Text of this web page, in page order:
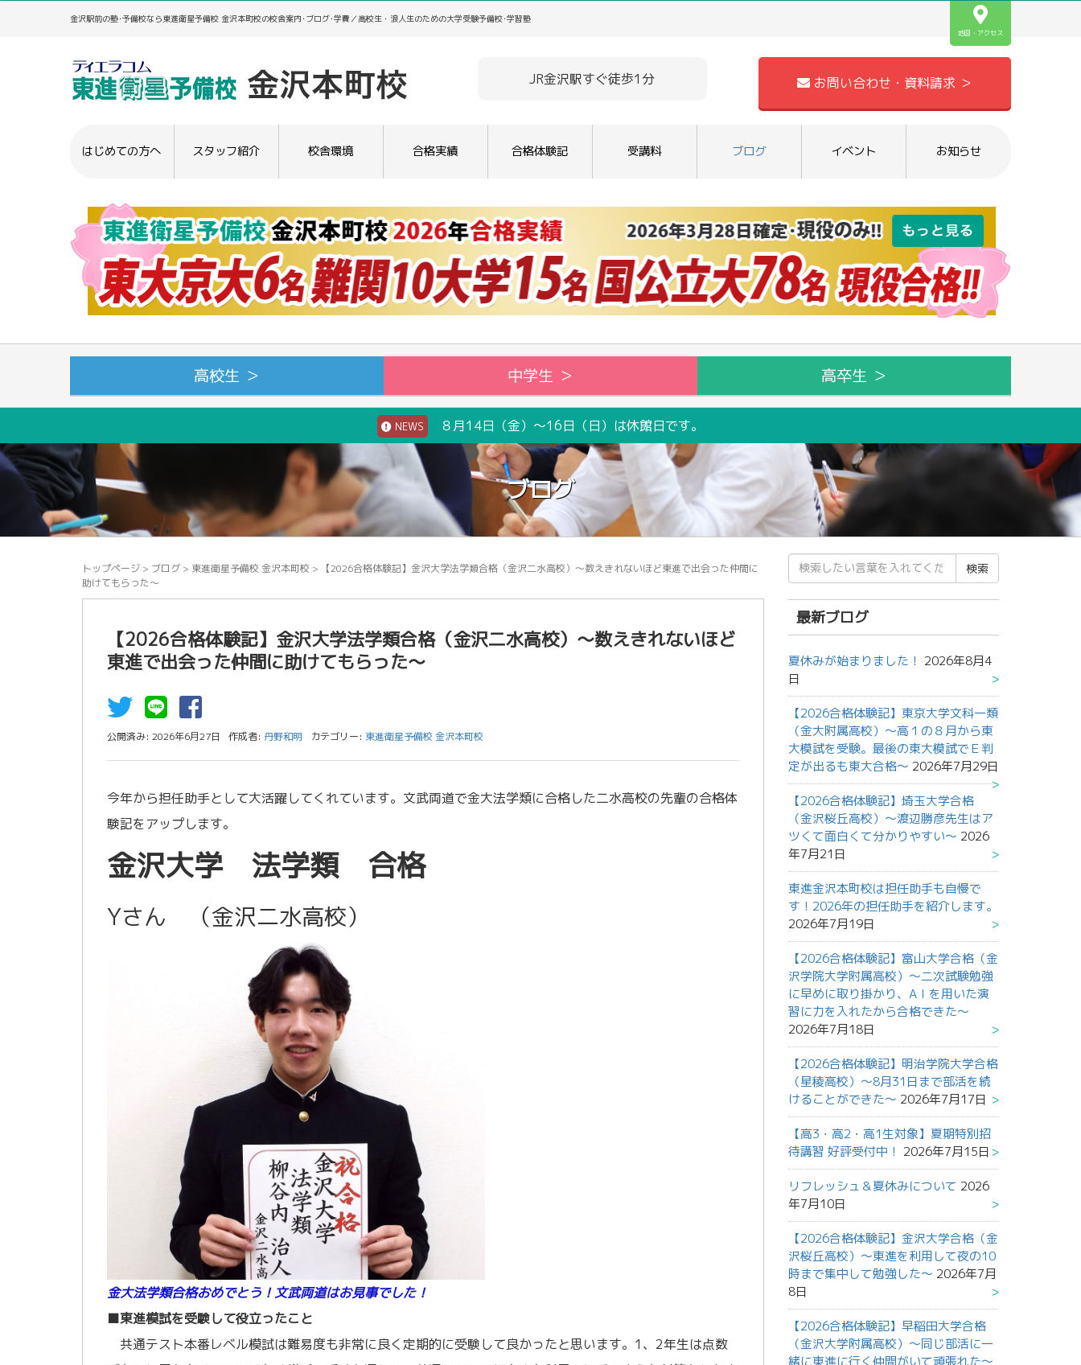
金沢駅前の塾･予備校なら東進衛星予備校 金沢本町校の校舎案内･ブログ･学費／高校生・浪人生のための大学受験予備校･学習塾
地図・アクセス
JR金沢駅すぐ徒歩1分 お問い合わせ・資料請求 ＞
はじめての方へ スタッフ紹介 校舎環境 合格実績 合格体験記 受講料 ブログ イベント お知らせ
高校生 ＞ 中学生 ＞ 高卒生 ＞
NEWS ８月14日（金）～16日（日）は休館日です。
ブログ
トップページ > ブログ > 東進衛星予備校 金沢本町校 >
【2026合格体験記】金沢大学法学類合格（金沢二水高校）～数えきれないほど東進で出会った仲間に
助けてもらった～
【2026合格体験記】金沢大学法学類合格（金沢二水高校）～数えきれないほど
東進で出会った仲間に助けてもらった～
公開済み: 2026年6月27日 作成者: 丹野和明 カテゴリー: 東進衛星予備校 金沢本町校
今年から担任助手として大活躍してくれています。文武両道で金大法学類に合格した二水高校の先輩の合格体
験記をアップします。
金沢大学 法学類 合格
Yさん （金沢二水高校）
金大法学類合格おめでとう！文武両道はお見事でした！
■東進模試を受験して役立ったこと
共通テスト本番レベル模試は難易度も非常に良く定期的に受験して良かったと思います。1、2年生は点数
検
索
結
果:
最新ブログ
夏休みが始まりました！ 2026年8月4
日
【2026合格体験記】東京大学文科一類
（金大附属高校）～高１の８月から東
大模試を受験。最後の東大模試でＥ判
定が出るも東大合格～ 2026年7月29日
【2026合格体験記】埼玉大学合格
（金沢桜丘高校）～渡辺勝彦先生はア
ツくて面白くて分かりやすい～ 2026
年7月21日
東進金沢本町校は担任助手も自慢で
す！2026年の担任助手を紹介します。
2026年7月19日
【2026合格体験記】富山大学合格（金
沢学院大学附属高校）～二次試験勉強
に早めに取り掛かり、AＩを用いた演
習に力を入れたから合格できた～
2026年7月18日
【2026合格体験記】明治学院大学合格
（星稜高校）～8月31日まで部活を続
けることができた～ 2026年7月17日
【高3・高2・高1生対象】夏期特別招
待講習 好評受付中！ 2026年7月15日
リフレッシュ＆夏休みについて 2026
年7月10日
【2026合格体験記】金沢大学合格（金
沢桜丘高校）～東進を利用して夜の10
時まで集中して勉強した～ 2026年7月
8日
【2026合格体験記】早稲田大学合格
（金沢大学附属高校）～同じ部活に一